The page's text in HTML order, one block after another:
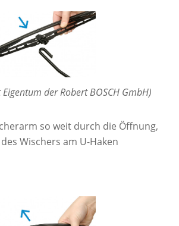
der Robert BOSCH GmbH)
so weit durch die Öffnung,
Wischers am U-Haken